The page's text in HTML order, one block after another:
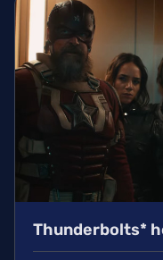
Thunderbolts*